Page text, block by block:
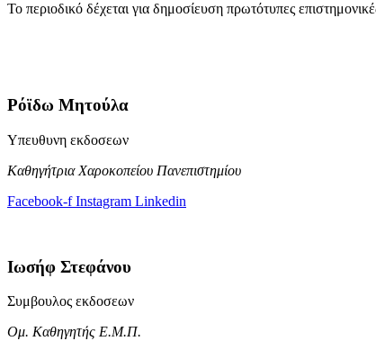
Το περιοδικό δέχεται για δημοσίευση πρωτότυπες
Ρόϊδω Μητούλα
Υπευθυνη εκδοσεων
Καθηγήτρια Χαροκοπείου Πανεπιστημίου
Facebook-f Instagram Linkedin
Ιωσήφ Στεφάνου
Συμβουλος εκδοσεων
Ομ. Καθηγητής Ε.Μ.Π.